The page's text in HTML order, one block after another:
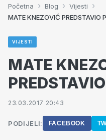
Početna › Blog › Vijesti ›
MATE KNEZOVIĆ PREDSTAVIO
VIJESTI
MATE
23.03.2017 20:43
PODIJELI: FACEBOOK